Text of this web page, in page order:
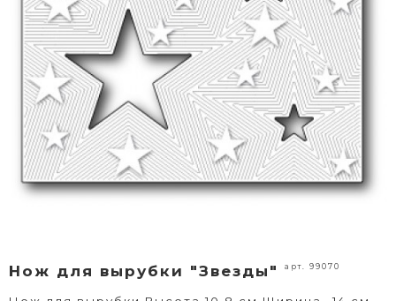
Нож для вырубки "Звезды" арт. 99070